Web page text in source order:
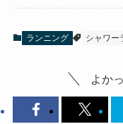
ランニング シャワー
よか